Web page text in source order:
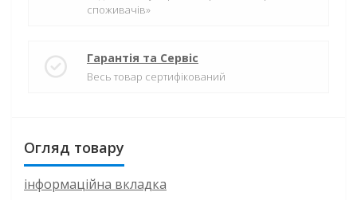
споживачів»
Гарантія та Сервіс
Весь товар сертифікований
Огляд товару
інформаційна вкладка